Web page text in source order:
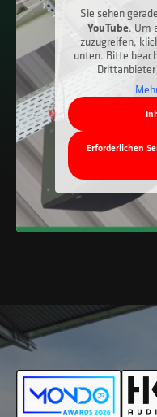
Sie sehen
YouTube. Um
zuzugreifen,
unten. Bitte
Erforderlichen